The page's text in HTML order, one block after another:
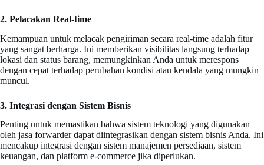
2. Pelacakan Real-time
Kemampuan untuk melacak pengiriman secara real-time adalah fitur
yang sangat berharga. Ini memberikan visibilitas langsung terhadap
lokasi dan status barang, memungkinkan Anda untuk merespons
dengan cepat terhadap perubahan kondisi atau kendala yang mungkin
muncul.
3. Integrasi dengan Sistem Bisnis
Penting untuk memastikan bahwa sistem teknologi yang digunakan
oleh jasa forwarder dapat diintegrasikan dengan sistem bisnis Anda. Ini
mencakup integrasi dengan sistem manajemen persediaan, sistem
keuangan, dan platform e-commerce jika diperlukan.